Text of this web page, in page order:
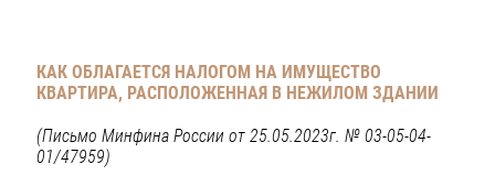
КАК ОБЛАГАЕТСЯ НАЛОГОМ НА ИМУЩЕСТВО
КВАРТИРА, РАСПОЛОЖЕННАЯ В НЕЖИЛОМ ЗДАНИИ
(Письмо Минфина России от 25.05.2023г. № 03-05-04-
01/47959)